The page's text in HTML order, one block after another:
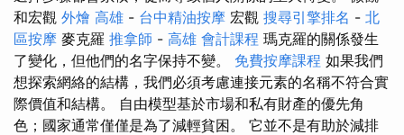
和宏觀 外燴 高雄 - 台中精油按摩 宏觀 搜尋引擎排名 - 北
區按摩 麥克羅 推拿師 - 高雄 會計課程 瑪克羅的關係發生
了變化，但他們的名字保持不變。 免費按摩課程 如果我們
想探索網絡的結構，我們必須考慮連接元素的名稱不符合實
際價值和結構。 自由模型基於市場和私有財產的優先角
色；國家通常僅僅是為了減輕貧困。 它並不是有助於減排